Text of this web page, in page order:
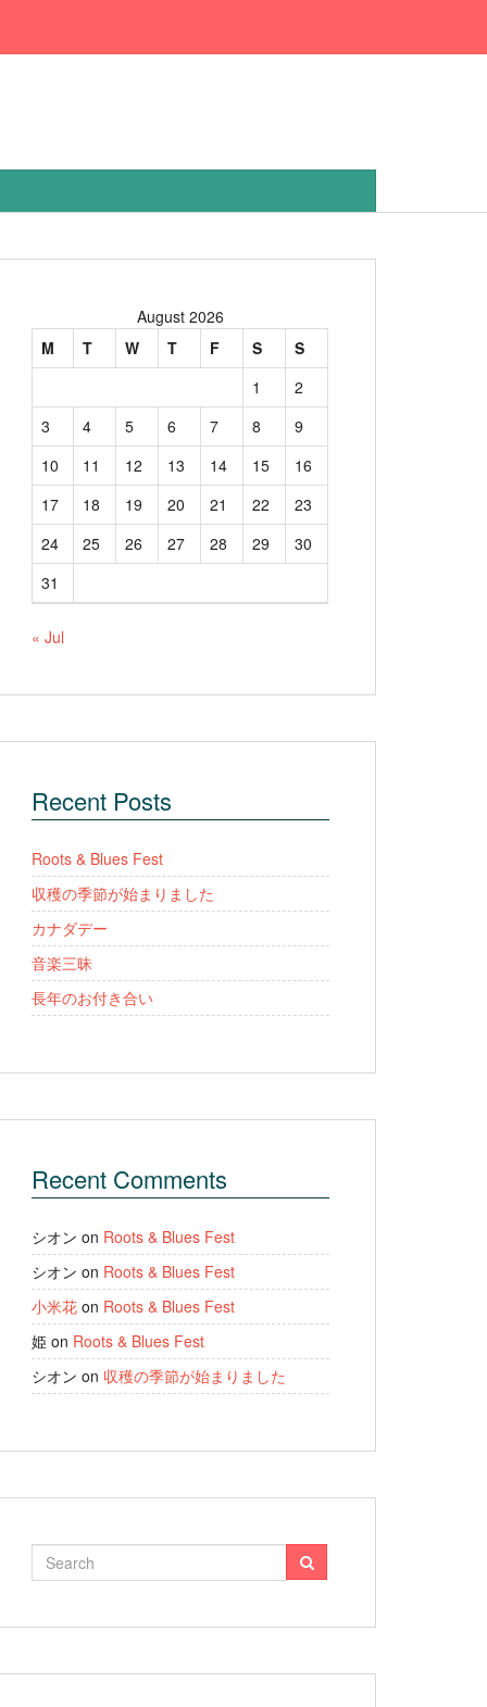
August 2026
M
T W T F S
S
1
2
3
4 5 6 7 8
9
10
11 12 13 14 15
16
17
18 19 20 21 22
23
24
25 26 27 28 29
30
31
« Jul
Recent Posts
Roots & Blues Fest
収穫の季節が始まりました
カナダデー
音楽三昧
長年のお付き合い
Recent Comments
シオン on Roots & Blues Fest
シオン on Roots & Blues Fest
小米花 on Roots & Blues Fest
姫 on Roots & Blues Fest
シオン on 収穫の季節が始まりました